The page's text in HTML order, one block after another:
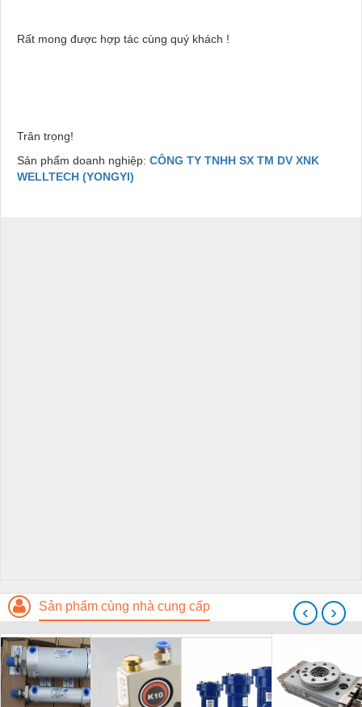
Rất mong được hợp tác cùng quý khách !
Trân trọng!
Sản phẩm doanh nghiệp: CÔNG TY TNHH SX TM DV XNK
WELLTECH (YONGYI)
Sản phẩm cùng nhà cung cấp ‹ ›